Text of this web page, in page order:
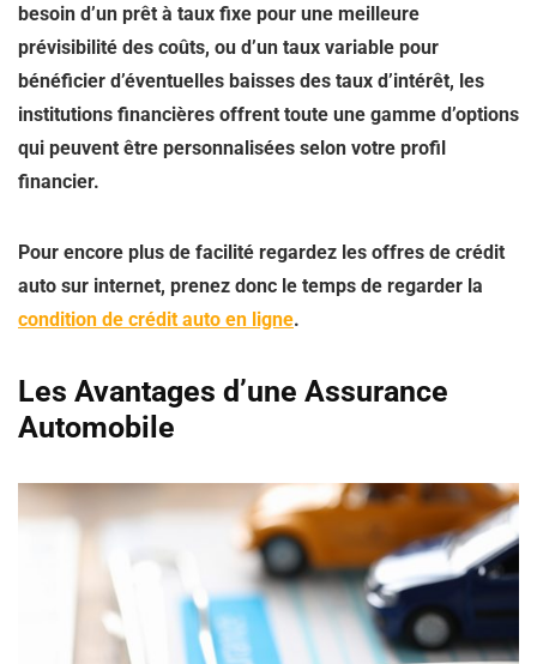
besoin d’un prêt à taux fixe pour une meilleure
prévisibilité des coûts, ou d’un taux variable pour
bénéficier d’éventuelles baisses des taux d’intérêt, les
institutions financières offrent toute une gamme d’options
qui peuvent être personnalisées selon votre profil
financier.
Pour encore plus de facilité regardez les offres de crédit
auto sur internet, prenez donc le temps de regarder la
condition de crédit auto en ligne.
Les Avantages d’une Assurance
Automobile